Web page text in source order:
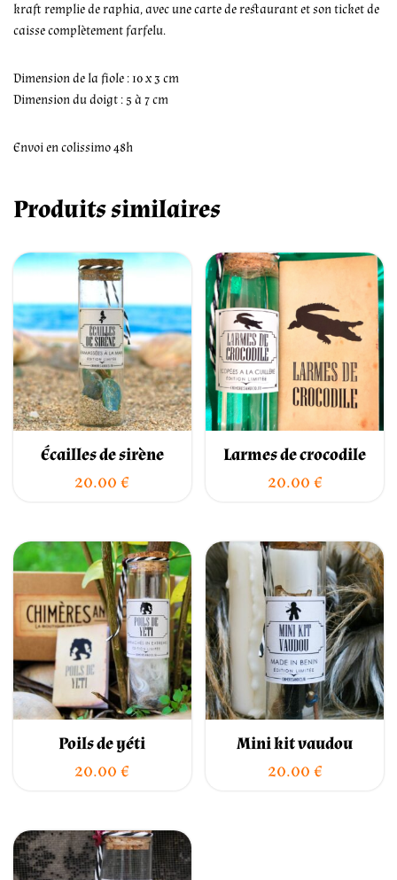
kraft remplie de raphia, avec une carte de restaurant et son ticket de
caisse complètement farfelu.
Dimension de la fiole : 10 x 3 cm
Dimension du doigt : 5 à 7 cm
Envoi en colissimo 48h
Produits similaires
Écailles de sirène
20.00€
Larmes de crocodile
20.00€
Poils de yéti
20.00€
Mini kit vaudou
20.00€